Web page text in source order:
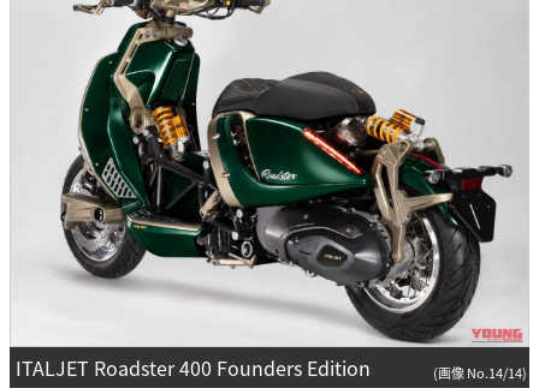
ITALJET Roadster 400 Founders Edition (画像 No.14/14)